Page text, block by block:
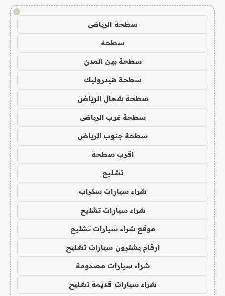
!
سطحة الرياض
سطحه
سطحة بين المدن
سطحة هيدروليك
سطحة شمال الرياض
سطحة غرب الرياض
سطحة جنوب الرياض
اقرب سطحة
تشليح
شراء سيارات سكراب
شراء سيارات تشليح
موقع شراء سيارات تشليح
ارقام يشترون سيارات تشليح
شراء سيارات مصدومة
شراء سيارات قديمة تشليح